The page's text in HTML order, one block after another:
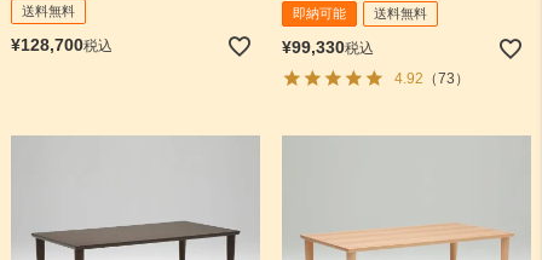
送料無料
¥128,700税込
即納可能 送料無料
¥99,330税込
4.92 （73）